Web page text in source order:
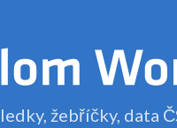
žebříčky, data